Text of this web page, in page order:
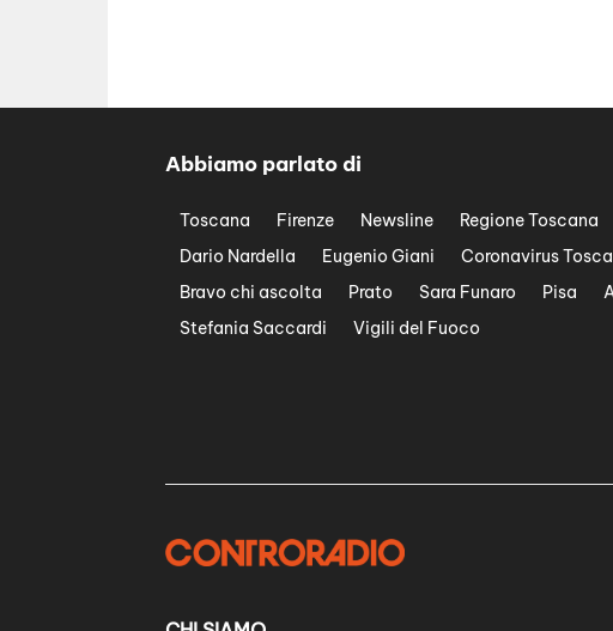
Abbiamo parlato di
Toscana Firenze Newsline Regione Toscana
Dario Nardella
Eugenio Giani Coronavirus
Bravo chi ascolta
Prato Sara Funaro Pisa
Stefania Saccardi
Vigili del Fuoco